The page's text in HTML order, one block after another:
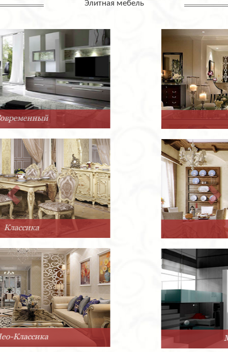
Элитная мебель
Минимализм